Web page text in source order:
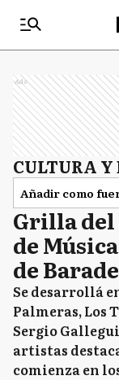
Ads
CULTURA Y
Añadir como
Grilla del
de
de
Se desarrollá
Palmeras, Los
Sergio
artistas
comienza en